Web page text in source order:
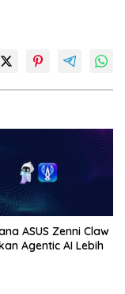
ASUS Zenni Claw
Agentic AI Lebih